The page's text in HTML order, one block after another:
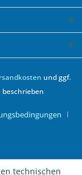
und ggf.
technischen